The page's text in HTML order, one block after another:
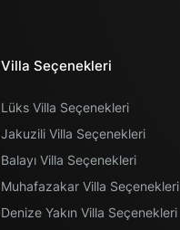
Villa Seçenekleri
Lüks Villa Seçenekleri
Jakuzili Villa Seçenekleri
Balayı Villa Seçenekleri
Muhafazakar Villa Seçenekleri
Denize Yakın Villa Seçenekleri